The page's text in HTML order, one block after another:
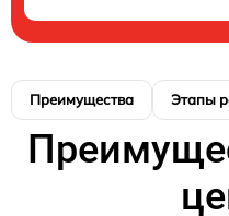
Преимущества Этапы